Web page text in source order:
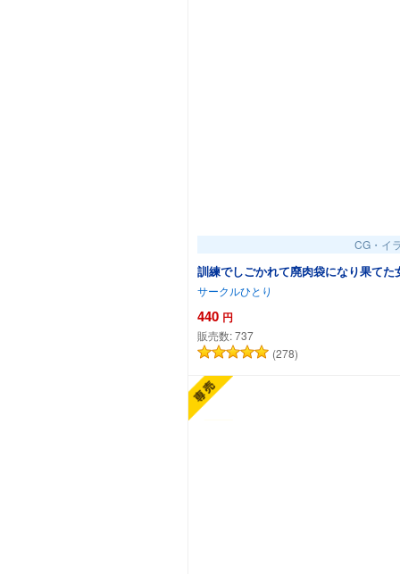
CG・イ
訓練でしごかれて廃肉袋になり果て
サークルひとり
440 円
販売数:737
(278)